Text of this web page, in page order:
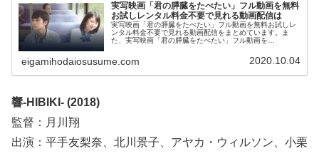
実写映画「君の膵臓をたべたい」フル動画を無料
お試しレンタル料金不要で見れる動画配信は
実写映画「君の膵臓をたべたい」フル動画を無料お試しレ
ンタル料金不要で見れる動画配信をまとめています。ま
た、実写映画「君の膵臓をたべたい」フル動画を
て、実写映画「君の膵臓をたべたい」の作品情報・あらす
じについてもお伝えしていますので、動画配信サービス選
eigamihodaiosusume.com 2020.10.04
響-HIBIKI- (2018)
監督：月川翔
出演：平手友梨奈、北川景子、アヤカ・ウィルソン、小栗